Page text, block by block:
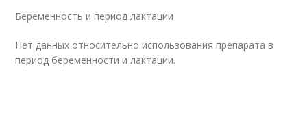
Беременность и период лактации
Нет данных относительно использования препарата в
период беременности и лактации.